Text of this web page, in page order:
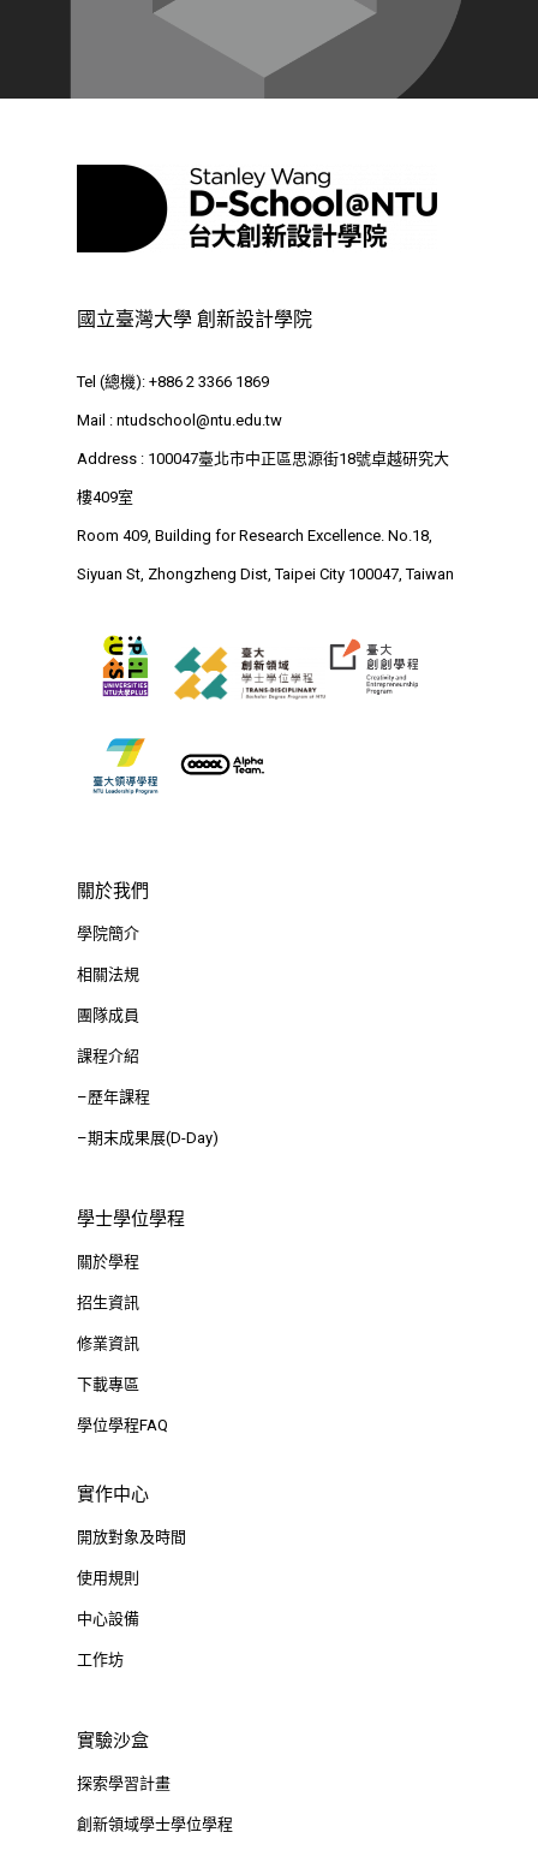
國立臺灣大學 創新設計學院
Tel (總機): +886 2 3366 1869
Mail : ntudschool@ntu.edu.tw
Address : 100047臺北市中正區思源街18號卓越研究大
樓409室
Room 409, Building for Research Excellence. No.18,
Siyuan St, Zhongzheng Dist, Taipei City 100047, Taiwan
關於我們
學院簡介
相關法規
團隊成員
課程介紹
–歷年課程
–期末成果展(D-Day)
學士學位學程
關於學程
招生資訊
修業資訊
下載專區
學位學程FAQ
實作中心
開放對象及時間
使用規則
中心設備
工作坊
實驗沙盒
探索學習計畫
創新領域學士學位學程
思源街18號卓越研究
Room 409, Building for
Research Excellence.
Taipei City 100047,